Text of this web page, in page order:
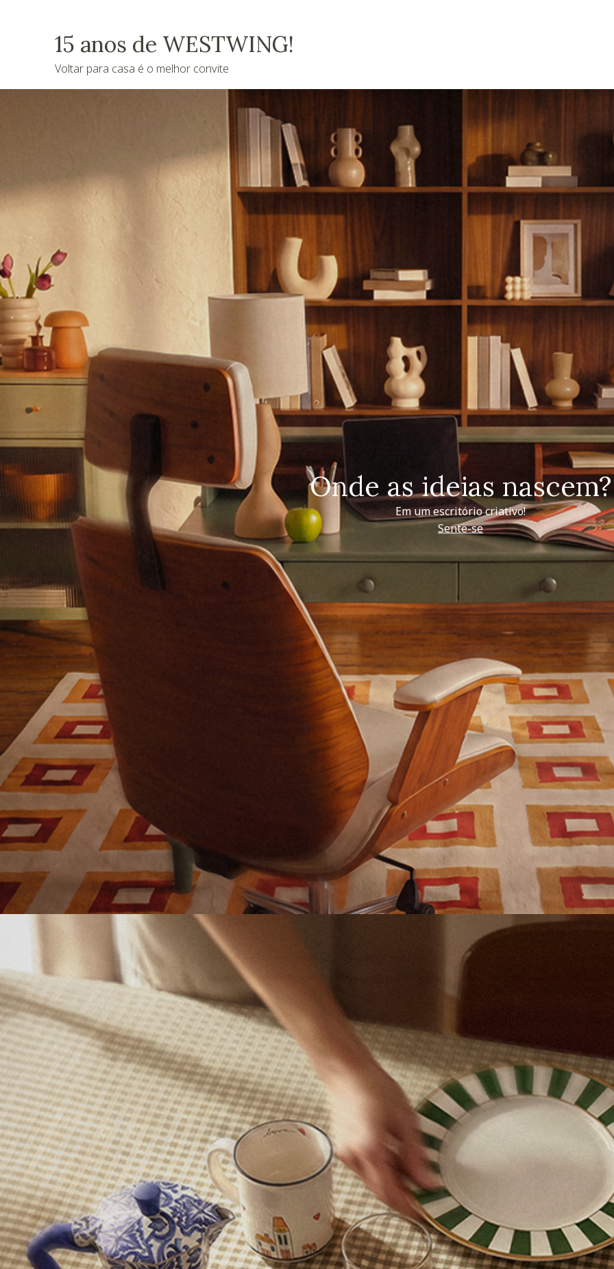
15 anos de WESTWING!
Voltar para casa é o melhor convite
Onde as ideias nascem?
Em um escritório criativo!
Sente-se